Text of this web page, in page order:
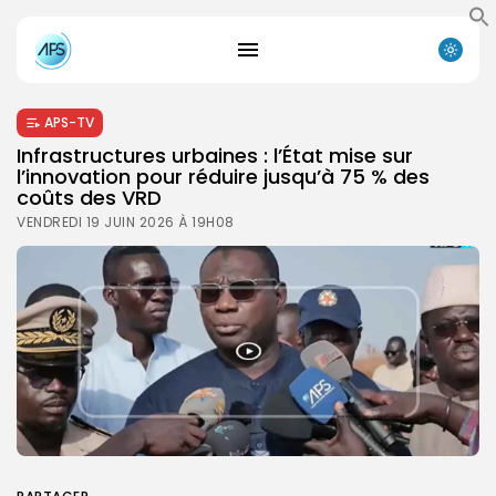
APS-TV
Infrastructures urbaines : l’État mise sur
l’innovation pour réduire jusqu’à 75 % des
coûts des VRD
VENDREDI 19 JUIN 2026 À 19H08